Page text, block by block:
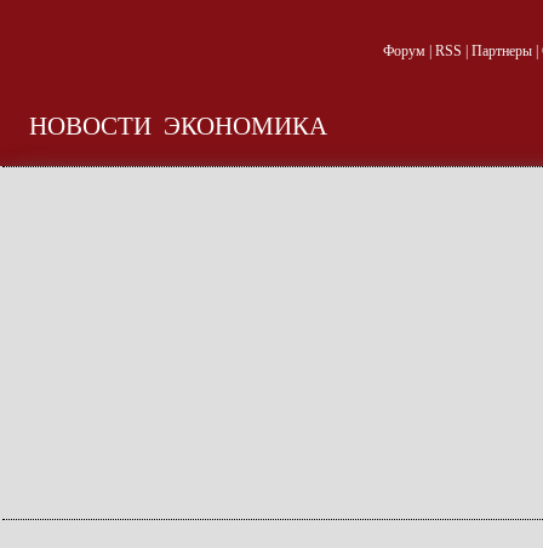
Форум| RSS Партнеры|
НОВОСТИ ЭКОНОМИКА